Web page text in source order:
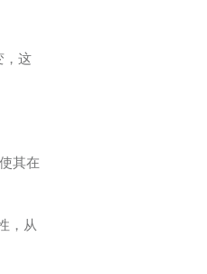
，这
其在
，从